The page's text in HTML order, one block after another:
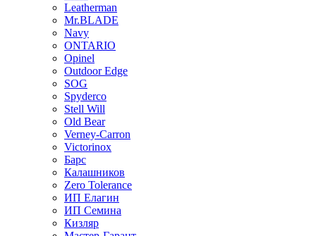
Leatherman
Mr.BLADE
Navy
ONTARIO
Opinel
Outdoor Edge
SOG
Spyderco
Stell Will
Old Bear
Verney-Carron
Victorinox
Барс
Калашников
Zero Tolerance
ИП Елагин
ИП Семина
Кизляр